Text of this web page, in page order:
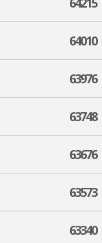
64010
63976
63748
63676
63573
63340